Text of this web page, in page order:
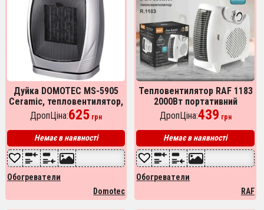
Дуйка DOMOTEC MS-5905
Ceramic, тепловентилятор,
електричний обігрівач,
дуйчик обігрівач
ДропЦіна:625 грн
Немає в наявності
Обогреватели
Domotec
Тепловентилятор RAF 1183
2000Вт портативний
електрообігрівач для дому
ДропЦіна:439 грн
Немає в наявності
Обогреватели
RAF